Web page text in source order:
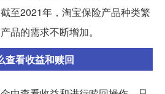
至2021年，淘宝保险产品种类繁
品的需求不断增加。
查看收益和赎回